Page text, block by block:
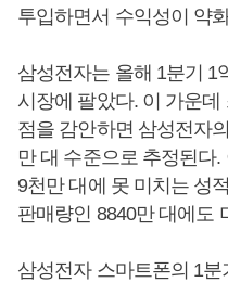
투입하면서 수익성이 약
삼성전자는 올해 1분기 1
시장에 팔았다. 이 가운
점을 감안하면 삼성전자
만 대 수준으로 추정된다
9천만 대에 못 미치는 성
판매량인 8840만 대에도
삼성전자 스마트폰의 1